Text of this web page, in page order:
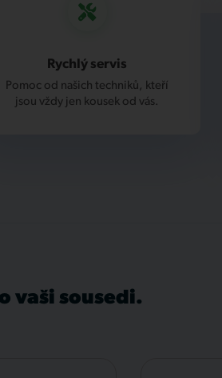
Rychlý servis
Pomoc od našich techniků, kteří
jsou vždy jen kousek od vás.
vaši sousedi.